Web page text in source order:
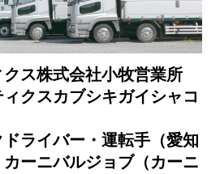
ス株式会社小牧営業所
ィクスカブシキガイシャコ
ライバー・運転手（愛知
ーニバルジョブ（カーニ